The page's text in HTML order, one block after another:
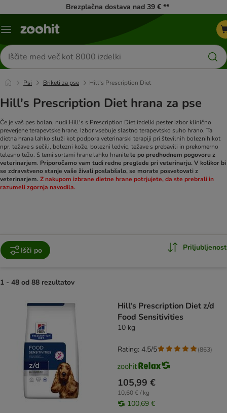
Brezplačna dostava nad 39 € **
Meni
Iskanje
izdelkov
Psi Briketi za pse Hill's Prescription Diet
Hill's Prescription Diet hrana za pse
Če je vaš pes bolan, nudi Hill's s Prescription Diet izdelki pester izbor klinično
preverjene terapevtske hrane. Izbor vsebuje slastno terapevtsko suho hrano. Ta
dietna hrana lahko služi kot podpora veterinarski terapiji pri številnih boleznih kot
npr. težave s sečili, bolezni kože, bolezni ledvic, težave s prebavili in prekomerno
telesno težo. S temi sortami hrane lahko hranite le po predhodnem pogovoru z
veterinarjem. Priporočamo vam tudi redne preglede pri veterinarju. V kolikor bi
se zdravstveno stanje vaše živali poslabšalo, se morate posvetovati z
veterinarjem.Z nakupom izbrane dietne hrane potrjujete, da ste prebrali in
razumeli zgornja navodila.
Išči po Priljubljenost
1 - 48 od 88 rezultatov
Hill's Prescription Diet z/d
Food Sensitivities
10 kg
105,99 €
10,60 € / kg
100,69 €
Rating: 4.5/5 (863)